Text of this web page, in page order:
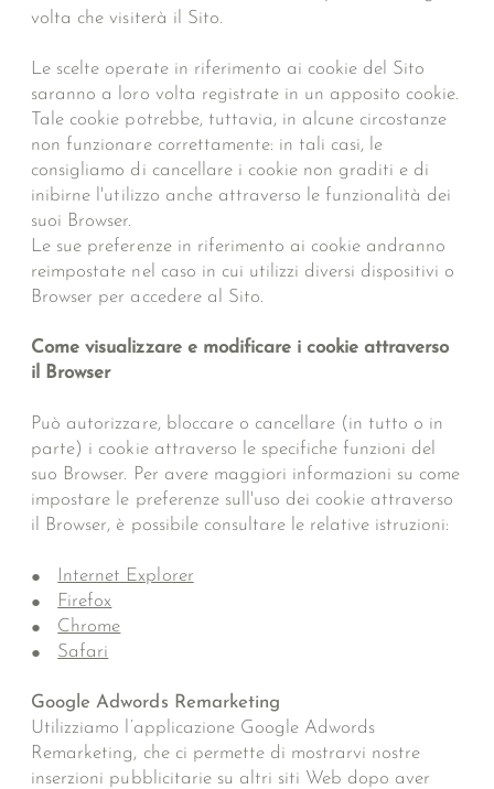
volta che visiterà il Sito.
Le scelte operate in riferimento ai cookie del Sito
saranno a loro volta registrate in un apposito cookie.
Tale cookie potrebbe, tuttavia, in alcune circostanze
non funzionare correttamente: in tali casi, le
consigliamo di cancellare i cookie non graditi e di
inibirne l'utilizzo anche attraverso le funzionalità dei
suoi Browser.
Le sue preferenze in riferimento ai cookie andranno
reimpostate nel caso in cui utilizzi diversi dispositivi o
Browser per accedere al Sito.
Come visualizzare e modificare i cookie attraverso
il Browser
Può autorizzare, bloccare o cancellare (in tutto o in
parte) i cookie attraverso le specifiche funzioni del
suo Browser. Per avere maggiori informazioni su come
impostare le preferenze sull'uso dei cookie attraverso
il Browser, è possibile consultare le relative istruzioni:
Internet Explorer
Firefox
Chrome
Safari
Google Adwords Remarketing
Utilizziamo l’applicazione Google Adwords
Remarketing, che ci permette di mostrarvi nostre
inserzioni pubblicitarie su altri siti Web dopo aver